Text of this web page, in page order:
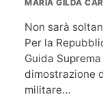
MARIA GILDA
Non sarà
Per la
Guida
dimostrazione
militare…